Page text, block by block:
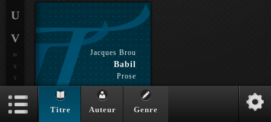
Jacques Brou
Babil
Prose
U
V
W
X
Y
Titre Auteur Genre